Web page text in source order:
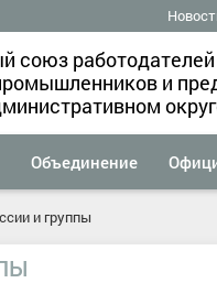
союз
и
Объединение
и группы